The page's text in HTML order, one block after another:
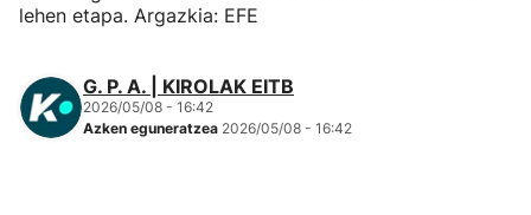
lehen etapa. Argazkia: EFE
G. P. A. | KIROLAK EITB
2026/05/08 - 16:42
Azken eguneratzea 2026/05/08 - 16:42